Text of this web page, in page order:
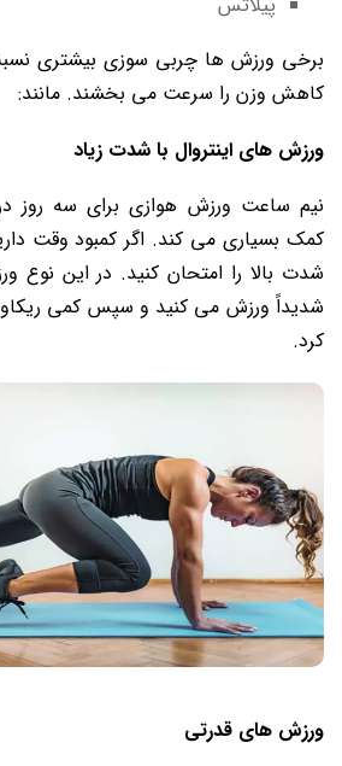
برخی ورزش ها چربی سوزی بیشتری
کاهش وزن را سرعت می بخشند. مانند:
ورزش های اینتروال با شدت زیاد
نیم ساعت ورزش هوازی برای سه روز
کمک بسیاری می کند. اگر کمبود وقت
شدت بالا را امتحان کنید. در این نوع
شدیداً ورزش می کنید و سپس کمی
کرد.
ورزش های قدرتی